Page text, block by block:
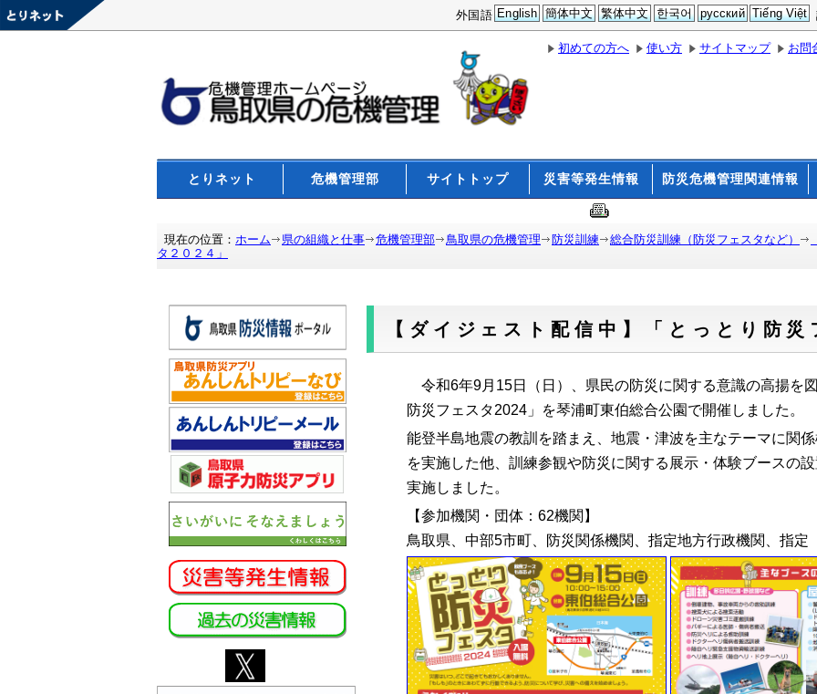
外国語 English 簡体中文 繁体中文 한국어 русский Tiếng Việt
初めての方へ 使い方 サイトマップ お問
とりネット 危機管理部 サイトトップ 災害等発生情報 防災危機管理関連情報
現在の位置： ホーム 県の組織と仕事 危機管理部 鳥取県の危機管理 防災訓練 総合防災訓練（防災フェスタなど）
タ２０２４」
【ダイジェスト配信中】「とっとり防
令和6年9月15日（日）、県民の防災に関する意識の高揚を
防災フェスタ2024」を琴浦町東伯総合公園で開催しました。
能登半島地震の教訓を踏まえ、地震・津波を主なテーマに関
を実施した他、訓練参観や防災に関する展示・体験ブースの
実施しました。
【参加機関・団体：62機関】
鳥取県、中部5市町、防災関係機関、指定地方行政機関、指定